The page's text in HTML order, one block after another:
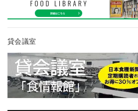
貸会議室